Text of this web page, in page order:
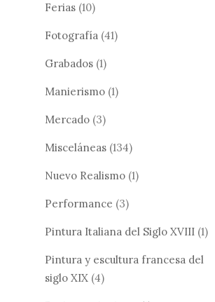
Ferias (10)
Fotografía (41)
Grabados (1)
Manierismo (1)
Mercado (3)
Misceláneas (134)
Nuevo Realismo (1)
Performance (3)
Pintura Italiana del Siglo XVIII (1)
Pintura y escultura francesa del
siglo XIX (4)